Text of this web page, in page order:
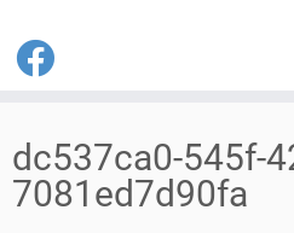
Inhalt
springen
dc537ca0-545f-
7081ed7d90fa